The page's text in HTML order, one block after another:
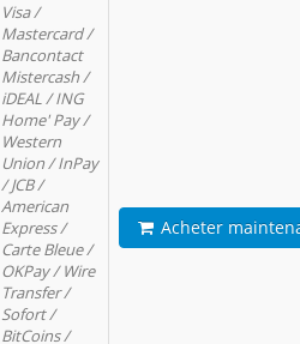
Visa /
Mastercard /
Bancontact
Mistercash /
iDEAL / ING
Home' Pay /
Western
Union / InPay
/ JCB /
American
Express /
Carte Bleue /
OKPay / Wire
Transfer /
Sofort /
BitCoins /
Acheter